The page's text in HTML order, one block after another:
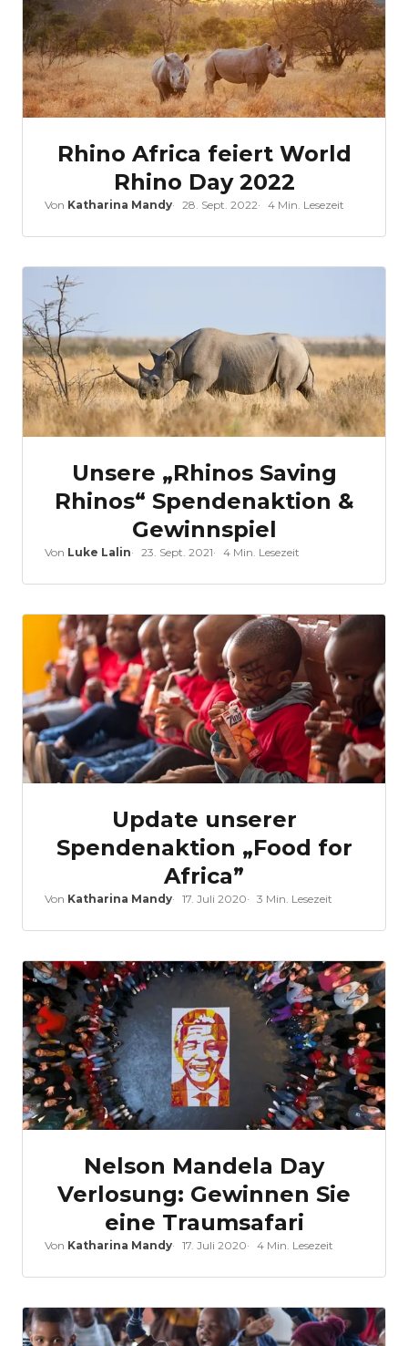
Rhino Africa feiert World
Rhino Day 2022
Von Katharina Mandy 28. Sept. 2022 4 Min. Lesezeit
Unsere „Rhinos Saving
Rhinos“ Spendenaktion &
Gewinnspiel
Von Luke Lalin 23. Sept. 2021 4 Min. Lesezeit
Update unserer
Spendenaktion „Food for
Africa”
Von Katharina Mandy 17. Juli 2020 3 Min. Lesezeit
Nelson Mandela Day
Verlosung: Gewinnen Sie
eine Traumsafari
Von Katharina Mandy 17. Juli 2020 4 Min. Lesezeit